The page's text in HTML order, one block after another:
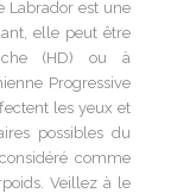
Labrador est une
elle peut être
(HD) ou à
Progressive
les yeux et
possibles du
comme
Veillez à le